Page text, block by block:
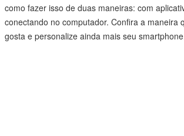
como fazer isso de duas maneiras: com
conectando no computador. Confira a maneira
gosta e personalize ainda mais seu